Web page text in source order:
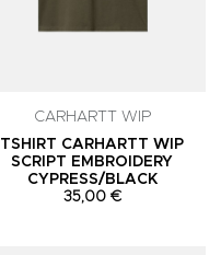
CARHARTT WIP
TSHIRT CARHARTT WIP
SCRIPT EMBROIDERY
CYPRESS/BLACK
35,00 €